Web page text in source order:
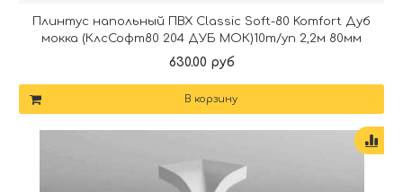
Плинтус напольный ПВХ Classic Soft-80 Komfort Дуб
мокка (КлсСофт80 204 ДУБ МОК)10т/уп 2,2м 80мм
630.00 руб
В корзину